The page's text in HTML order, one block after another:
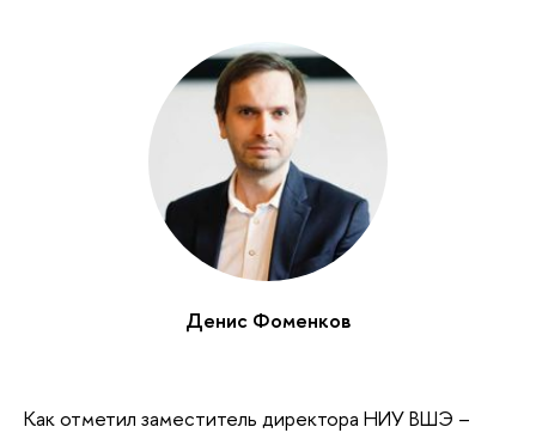
Денис Фоменков
Как отметил заместитель директора НИУ ВШЭ –